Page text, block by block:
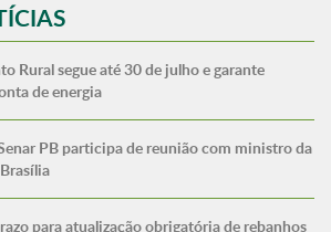
Rural segue até 30 de julho e garante
de energia
PB participa de reunião com ministro da
para atualização obrigatória de rebanhos